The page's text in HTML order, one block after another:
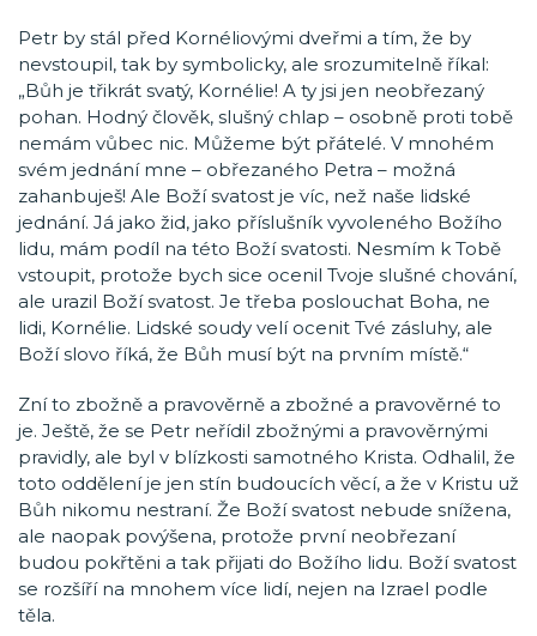
Petr by stál před Kornéliovými dveřmi a tím, že by
nevstoupil, tak by symbolicky, ale srozumitelně říkal:
„Bůh je třikrát svatý, Kornélie! A ty jsi jen neobřezaný
pohan. Hodný člověk, slušný chlap – osobně proti tobě
nemám vůbec nic. Můžeme být přátelé. V mnohém
svém jednání mne – obřezaného Petra – možná
zahanbuješ! Ale Boží svatost je víc, než naše lidské
jednání. Já jako žid, jako příslušník vyvoleného Božího
lidu, mám podíl na této Boží svatosti. Nesmím k Tobě
vstoupit, protože bych sice ocenil Tvoje slušné chování,
ale urazil Boží svatost. Je třeba poslouchat Boha, ne
lidi, Kornélie. Lidské soudy velí ocenit Tvé zásluhy, ale
Boží slovo říká, že Bůh musí být na prvním místě.“
Zní to zbožně a pravověrně a zbožné a pravověrné to
je. Ještě, že se Petr neřídil zbožnými a pravověrnými
pravidly, ale byl v blízkosti samotného Krista. Odhalil, že
toto oddělení je jen stín budoucích věcí, a že v Kristu už
Bůh nikomu nestraní. Že Boží svatost nebude snížena,
ale naopak povýšena, protože první neobřezaní
budou pokřtěni a tak přijati do Božího lidu. Boží svatost
se rozšíří na mnohem více lidí, nejen na Izrael podle
těla.